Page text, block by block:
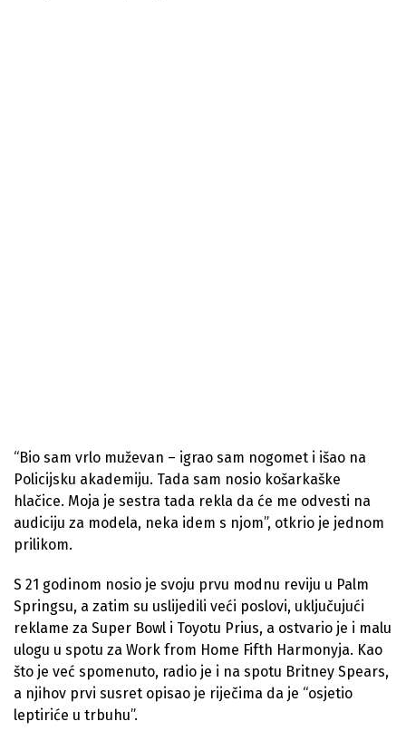
“Bio sam vrlo muževan – igrao sam nogomet i išao na
Policijsku akademiju. Tada sam nosio košarkaške
hlačice. Moja je sestra tada rekla da će me odvesti na
audiciju za modela, neka idem s njom”, otkrio je jednom
prilikom.
S 21 godinom nosio je svoju prvu modnu reviju u Palm
Springsu, a zatim su uslijedili veći poslovi, uključujući
reklame za Super Bowl i Toyotu Prius, a ostvario je i malu
ulogu u spotu za Work from Home Fifth Harmonyja. Kao
što je već spomenuto, radio je i na spotu Britney Spears,
a njihov prvi susret opisao je riječima da je “osjetio
leptiriće u trbuhu”.